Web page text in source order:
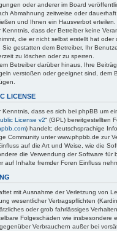
oder anderer im Board
Abmahnung zeitweise oder
und Ihnen ein Hausverbot erteilen.
Kenntnis, dass der Betreiber keine
die er nicht selbst erstellt hat oder
Sie gestatten dem Betreiber, Ihr
zu löschen oder zu sperren.
Betreiber darüber hinaus, Ihre
verstoßen oder geeignet sind, dem
LICENSE
dass es sich bei phpBB um
License v2“ (GPL) bereitgestellten
) handelt; deutschsprachige
Community unter www.phpbb.de zur
auf die Art und Weise, wie die
die Verwendung der Software für
auf Inhalte fremder Foren Einfluss
mit Ausnahme der Verletzung von
wesentlicher Vertragspflichten
oder grob fahrlässiges
Folgeschäden wie insbesondere
Verbrauchern außer bei